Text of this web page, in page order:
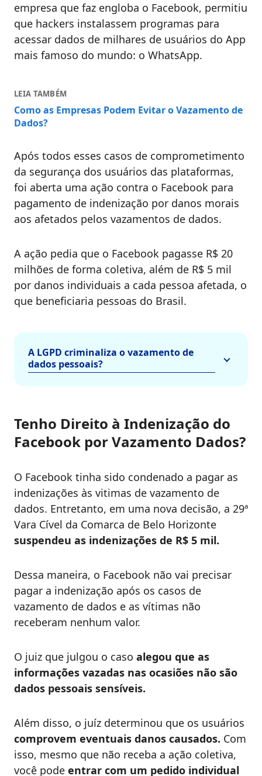
empresa que faz engloba o Facebook, permitiu
que hackers instalassem programas para
acessar dados de milhares de usuários do App
mais famoso do mundo: o WhatsApp.
LEIA TAMBÉM
Como as Empresas Podem Evitar o Vazamento de
Dados?
Após todos esses casos de comprometimento
da segurança dos usuários das plataformas,
foi aberta uma ação contra o Facebook para
pagamento de indenização por danos morais
aos afetados pelos vazamentos de dados.
A ação pedia que o Facebook pagasse R$ 20
milhões de forma coletiva, além de R$ 5 mil
por danos individuais a cada pessoa afetada, o
que beneficiaria pessoas do Brasil.
A LGPD criminaliza o vazamento de
dados pessoais?
Tenho Direito à Indenização do
Facebook por Vazamento Dados?
O Facebook tinha sido condenado a pagar as
indenizações às vitimas de vazamento de
dados. Entretanto, em uma nova decisão, a 29ª
Vara Cível da Comarca de Belo Horizonte
suspendeu as indenizações de R$ 5 mil.
Dessa maneira, o Facebook não vai precisar
pagar a indenização após os casos de
vazamento de dados e as vítimas não
receberam nenhum valor.
O juiz que julgou o caso alegou que as
informações vazadas nas ocasiões não são
dados pessoais sensíveis.
Além disso, o juíz determinou que os usuários
comprovem eventuais danos causados. Com
isso, mesmo que não receba a ação coletiva,
você pode entrar com um pedido individual